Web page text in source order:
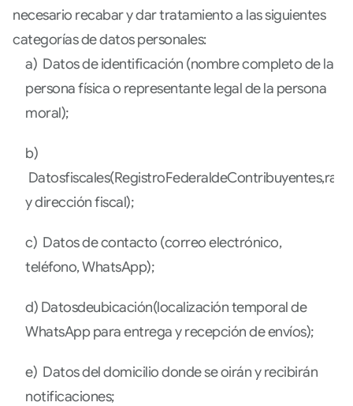
necesario recabar y dar tratamiento a las siguientes
categorías de datos personales:
a) Datos de identificación (nombre completo de la
persona física o representante legal de la persona
moral);
b)
y dirección fiscal);
c) Datos de contacto (correo electrónico,
teléfono, WhatsApp);
d) Datosdeubicación(localización temporal de
WhatsApp para entrega y recepción de envíos);
e) Datos del domicilio donde se oirán y recibirán
notificaciones;